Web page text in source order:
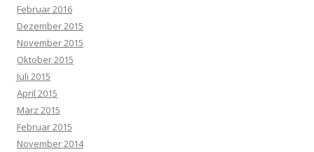
Februar 2016
Dezember 2015
November 2015
Oktober 2015
Juli 2015
April 2015
März 2015
Februar 2015
November 2014